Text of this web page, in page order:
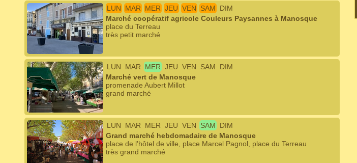
LUN MAR MER JEU VEN SAM
DIM
Marché coopératif agricole Couleurs Paysannes à Manosque
place du Terreau
très petit marché
LUN MAR MER JEU VEN SAM
DIM
Marché vert de Manosque
promenade Aubert Millot
grand marché
LUN MAR MER JEU VEN SAM
DIM
Grand marché hebdomadaire de Manosque
place de l'hôtel de ville, place Marcel Pagnol, place du Terreau
très grand marché